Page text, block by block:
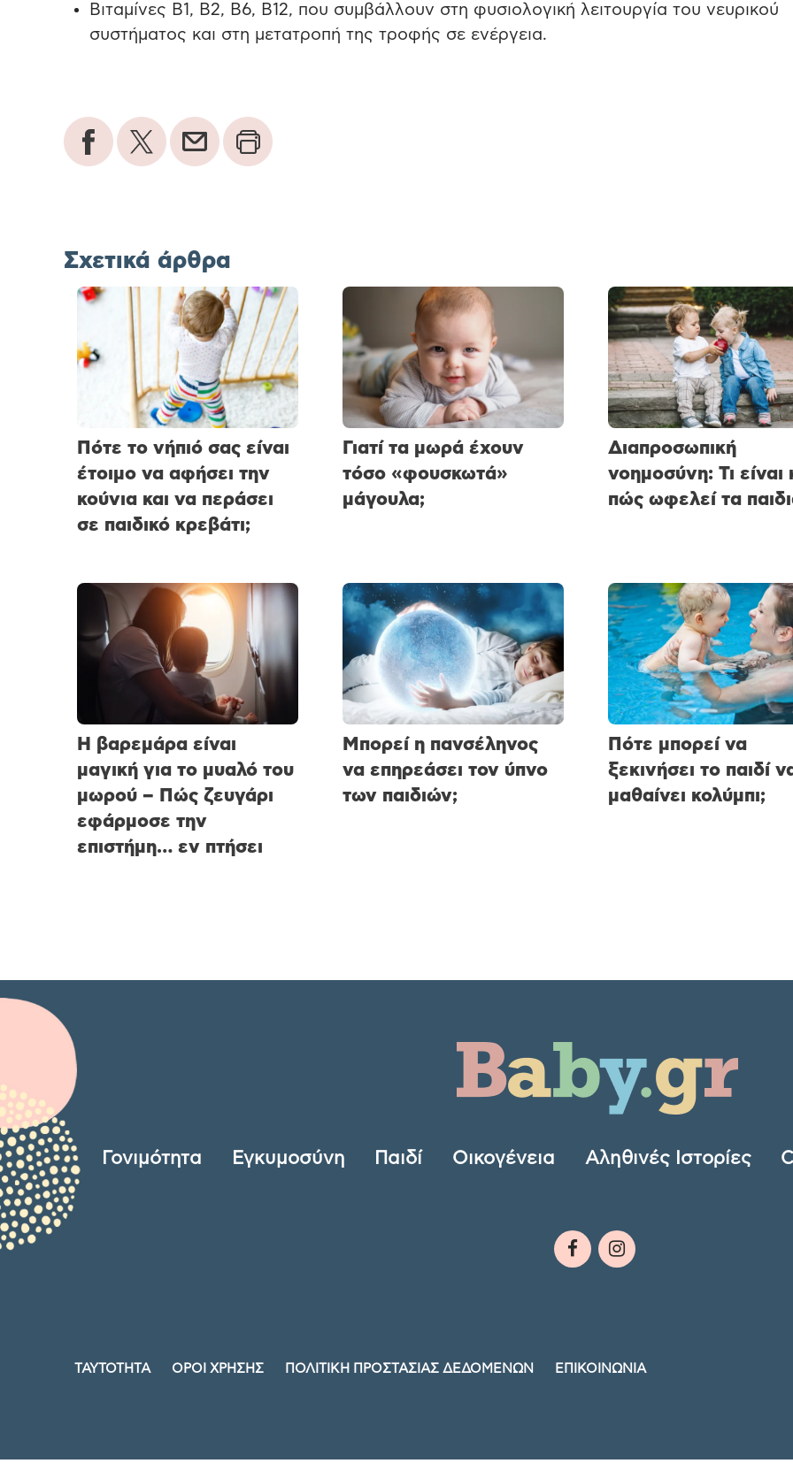
Βιταμίνες Β1, Β2, Β6, Β12, που συμβάλλουν στη φυσιολογική λειτουργία του νευρικού
συστήματος και στη μετατροπή της τροφής σε ενέργεια.
Σχετικά άρθρα
Πότε το νήπιό σας είναι
έτοιμο να αφήσει την
κούνια και να περάσει
σε παιδικό κρεβάτι;
Γιατί τα μωρά έχουν
τόσο «φουσκωτά»
μάγουλα;
Διαπροσωπική
νοημοσύνη: Τι είναι
πώς ωφελεί τα
Η βαρεμάρα είναι
μαγική για το μυαλό του
μωρού – Πώς ζευγάρι
εφάρμοσε την
επιστήμη… εν πτήσει
Μπορεί η πανσέληνος
να επηρεάσει τον ύπνο
των παιδιών;
Πότε μπορεί να
ξεκινήσει το παιδί
μαθαίνει κολύμπι;
Γονιμότητα Εγκυμοσύνη Παιδί Οικογένεια Αληθινές Ιστορίες
ΤΑΥΤΟΤΗΤΑ ΟΡΟΙ ΧΡΗΣΗΣ ΠΟΛΙΤΙΚΗ ΠΡΟΣΤΑΣΙΑΣ ΔΕΔΟΜΕΝΩΝ ΕΠΙΚΟΙΝΩΝΙΑ